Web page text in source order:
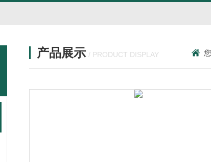
产品展示 / PRODUCT DISPLAY